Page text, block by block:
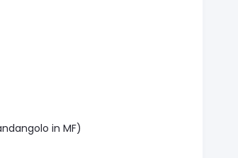
in MF)